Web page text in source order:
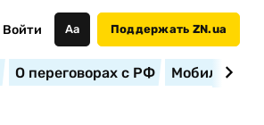
Войти Аа Поддержать ZN.ua
О переговорах с РФ